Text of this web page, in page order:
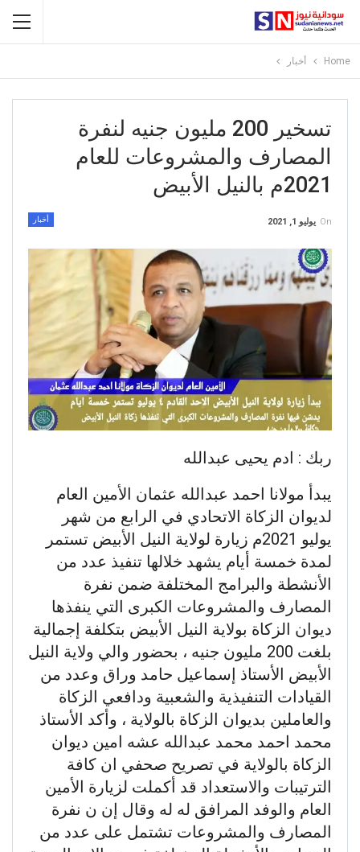
Home أخبار
تسخير 200 مليون جنيه لنفرة
المصارف والمشروعات للعام
2021م بالنيل الأبيض
أخبار On يوليو 1, 2021
ربك : ادم يحيى عبدالله
يبدأ مولانا احمد عبدالله عثمان الأمين العام
لديوان الزكاة الاتحادي في الرابع من شهر
يوليو 2021م زيارة لولاية النيل الأبيض تستمر
لمدة خمسة أيام يشهد خلالها تنفيذ عدد من
الأنشطة والبرامج المختلفة ضمن نفرة
المصارف والمشروعات الكبرى التي ينفذها
ديوان الزكاة بولاية النيل الأبيض بتكلفة إجمالية
بلغت 200 مليون جنيه ، بحضور والي ولاية النيل
الأبيض الأستاذ إسماعيل حامد وراق وعدد من
القيادات التنفيذية والشعبية ودافعي الزكاة
والعاملين بديوان الزكاة بالولاية ، وأكد الأستاذ
محمد احمد محمد عبدالله عشه امين ديوان
الزكاة بالولاية في تصريح صحفي ان كافة
الترتيبات والاستعداد قد أكملت لزيارة الأمين
العام والوفد المرافق له له وقال إن ن نفرة
المصارف والمشروعات تشتمل على عدد من